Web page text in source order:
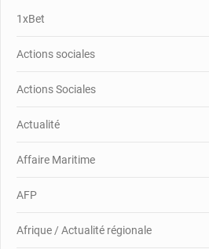
1xBet
Actions sociales
Actions Sociales
Actualité
Affaire Maritime
AFP
Afrique / Actualité régionale